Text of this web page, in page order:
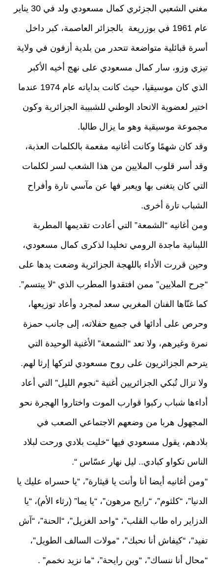
مغني الشعبي الجزئري كمال مسعودي ولد في 30 يناير
عام 1961 في بوزريعة بالجزائر العاصمة، كبر داخل
أسرة قبائلية متواضعة تتحدر من بلدية أزفون في ولاية
تيزي وزو، سار كمال مسعودي على نهج أخيه الأكبر
الذي كان موسيقيا، حيث كانت بداياته عام 1974 عندما
اختير لعضوية الاتحاد الوطني للشبيبة الجزائرية وكون
مجموعة موسيقية وهو ما يزال طالبا.
وقد كان شهمًا وكانت أغانيه مفعمة بالكلمات العذبة،
وقد أسر قلوب الملايين من هذا الشعب لسر لكلمات
التي كان يتغنى بها ويعبر فها عن مآسي تارة وأفراح
الشباب تارة أخرى.
ومن أغانيه “الشمعة” التي أعادت تقديمها المطربة
اللبنانية ماجدة الرومي تخليدا لذكرى كمال مسعودي،
وحين قررت الأداء باللهجة الجزائرية وضعت يدها على
“جرح الملايين” ممن افتقدوا المطرب الذي “لا يبتسم”.
كما غنّاها الفنان المغربي سعد لمجرد وأعاد توزيعها،
وحرص على أدائها في جميع حفلاته، إلى جانب حمزة
نمرة وغيرهم، ولا تعد “الشمعة” الأغنية الوحيدة التي
يترحم الجزائريون على روح مسعودي لتركها إرثا لهم.
ولا تزال تُبكي الجزائريين أغنية “نجوم الليل” التي أعاد
أداءها شباب ركبوا قوارب الموت واختاروا الهجرة نحو
المجهول هربا من وضعهم الاجتماعي الصعب في
بلادهم، يقول مسعودي فيها “خليت بلادي ورحت لبلاد
الناس تكواو كبادي.. ليل نهار عسّاس “.
“ومن أغانيه أيضا أنا وأنت يا قيثارة”، “يا حسراه عليك يا
الدنيا”، “كلثوم”، “رايح مرهون”، “يا يما” (رثاء الأم)، “يا
الدزاير راه طاب القلب”، “واحد الغزيل”، “الحنة”، “آش
تفيد”، “كيفاش أنا نحبك”، “مولات السالف الطويل”،
“محال أنا ننساك”، “وين رايحة”، “ما نزيد نخمم” .